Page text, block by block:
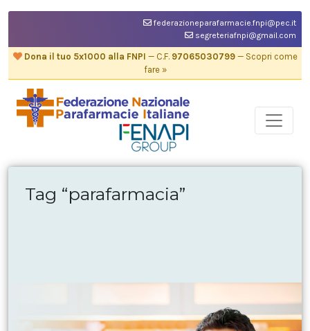
federazioneparafarmacie.fnpi@pec.it
segreteriafnpi@gmail.com
Dona il tuo 5x1000 alla FNPI — C.F. 97065030799— Scopri come
fare »
Tag “parafarmacia”